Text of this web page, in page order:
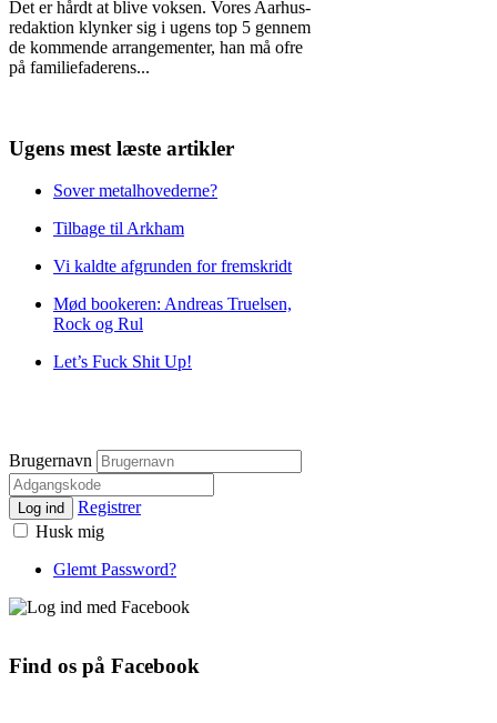
Det er hårdt at blive voksen. Vores Aarhus-
redaktion klynker sig i ugens top 5 gennem
de kommende arrangementer, han må ofre
på familiefaderens...
Ugens mest læste artikler
Sover metalhovederne?
Tilbage til Arkham
Vi kaldte afgrunden for fremskridt
Mød bookeren: Andreas Truelsen,
Rock og Rul
Let’s Fuck Shit Up!
Brugernavn
Log ind
Registrer
Husk mig
Glemt Password?
Find os på Facebook